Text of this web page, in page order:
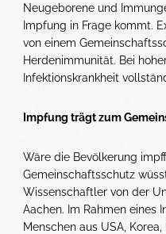
Neugeborene und
Impfung in Frage kommt.
von einem
Herdenimmunität. Bei
Infektionskrankheit
Impfung trägt zum
Wäre die Bevölkerung
Gemeinschaftsschutz
Wissenschaftler von der
Aachen. Im Rahmen eines
Menschen aus USA,